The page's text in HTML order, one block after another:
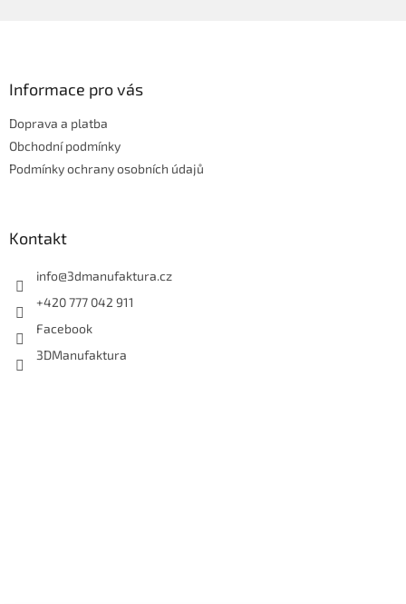
Informace pro vás
Doprava a platba
Obchodní podmínky
Podmínky ochrany osobních údajů
Kontakt
info@3dmanufaktura.cz
+420 777 042 911
Facebook
3DManufaktura